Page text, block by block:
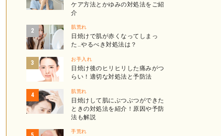
ケア方法とかゆみの対処法をご紹
介
肌荒れ
日焼けで肌が赤くなってしまっ
た…やるべき対処法は？
お手入れ
日焼け後のヒリヒリした痛みがつ
らい！適切な対処法と予防法
肌荒れ
日焼けして肌にぶつぶつができた
ときの対処法を紹介！原因や予防
法も解説
手荒れ